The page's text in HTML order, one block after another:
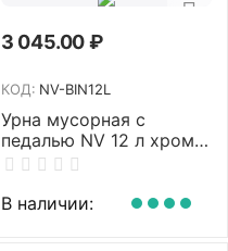
3 045.00₽
КОД: NV-BIN12L
Урна мусорная с
педалью NV 12 л хром
NV-BIN12L
В наличии: